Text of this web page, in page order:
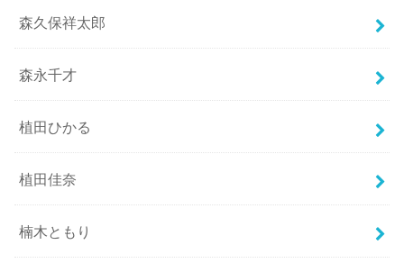
森久保祥太郎
森永千才
植田ひかる
植田佳奈
楠木ともり